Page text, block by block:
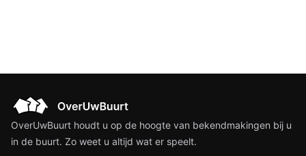
OverUwBuurt houdt u op de hoogte van bekendmakingen bij u
in de buurt. Zo weet u altijd wat er speelt.